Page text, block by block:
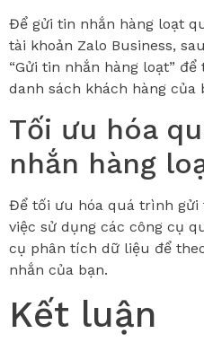
Để gửi tin nhắn hàng loạt
tài khoản Zalo Business,
“Gửi tin nhắn hàng loạt”
danh sách khách hàng của
Tối ưu hóa
nhắn hàng
Để tối ưu hóa quá trình gửi
việc sử dụng các công cụ
cụ phân tích dữ liệu để
nhắn của bạn.
Kết luận